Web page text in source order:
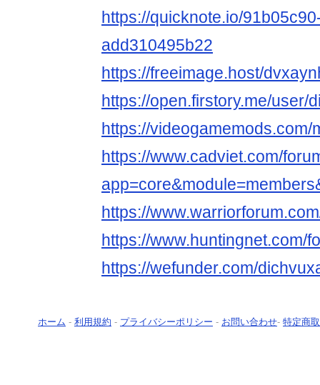
https://quicknote.io/
add310495b22
https://freeimage.host/
https://open.firstory.me/user/
https://
https://www.cadviet.com/
https://
https://www.huntingnet.com/
https://wefunder.com/
ホーム - 利用規約 - プライバシーポリシー - お問い合わせ- 特定商